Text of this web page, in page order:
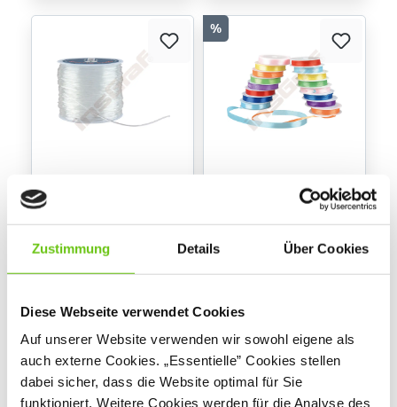
Zustimmung Details Über Cookies
Diese Webseite verwendet Cookies
Auf unserer Website verwenden wir sowohl eigene als
auch externe Cookies. „Essentielle” Cookies stellen
dabei sicher, dass die Website optimal für Sie
funktioniert. Weitere Cookies werden für die Analyse des
transparent, 50 m
%
Satin-Bänder
letzten 30 Tage vor
Anwendung der
Preisermäßigung: